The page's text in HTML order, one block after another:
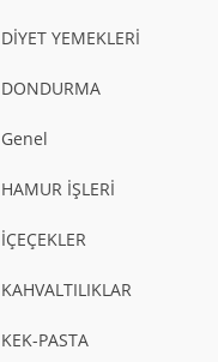
DİYET YEMEKLERİ
DONDURMA
Genel
HAMUR İŞLERİ
İÇEÇEKLER
KAHVALTILIKLAR
KEK-PASTA